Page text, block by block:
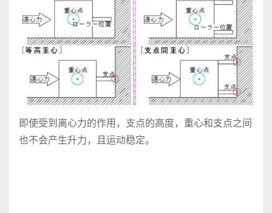
即使受到离心力的作用，支点的高度，重心和支点之间
也不会产生升力，且运动稳定。